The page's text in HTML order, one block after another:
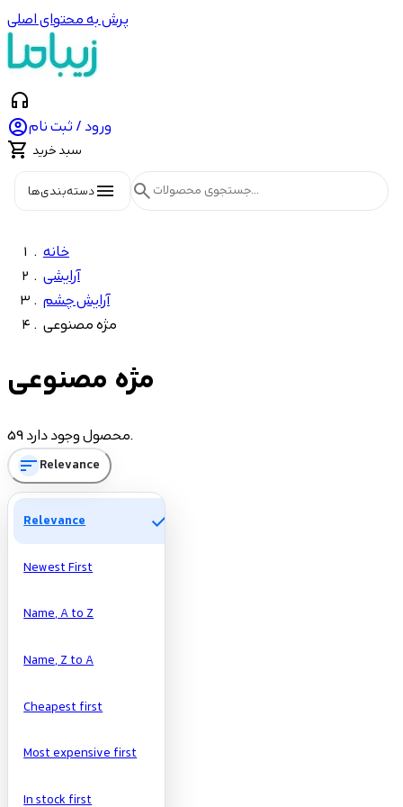
پرش به محتوای اصلی
headphones
ورود / ثبت نام
 سبد خرید
menuدسته‌بندی‌ها search
خانه
آرایشی
آرایش چشم
مژه مصنوعی
تومان
Manufacturers
مژه مصنوعی
59 محصول وجود دارد.
sortRelevance
Relevance check
Newest First
Name, A to Z
Name, Z to A
Cheapest first
Most expensive first
In stock first